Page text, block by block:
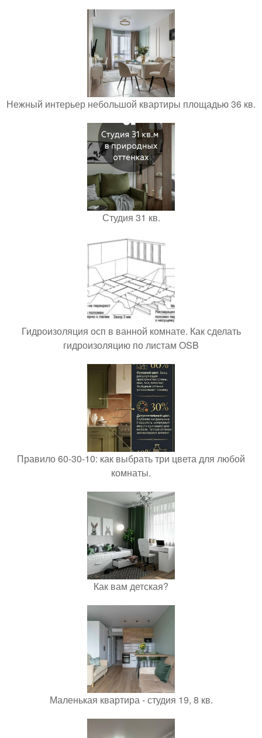
Нежный интерьер небольшой квартиры площадью 36 кв.
Студия 31 кв.
Гидроизоляция осп в ванной комнате. Как сделать
гидроизоляцию по листам OSB
Правило 60-30-10: как выбрать три цвета для любой
комнаты.
Как вам детская?
Маленькая квартира - студия 19, 8 кв.